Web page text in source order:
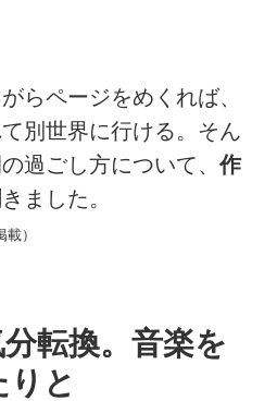
らページをめくれば、
別世界に行ける。そん
過ごし方について、作
ました。
）
転換。音楽を
と